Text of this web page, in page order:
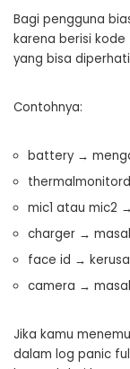
Bagi pengguna
karena berisi
yang bisa
Contohnya:
battery →
mic1 atau mic2
charger →
face id →
camera →
Jika kamu
dalam log panic